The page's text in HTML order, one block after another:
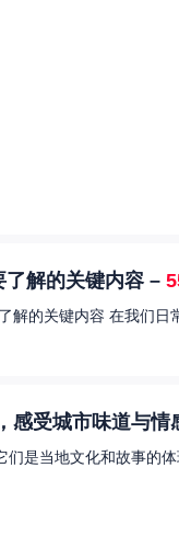
解的关键内容 –
的关键内容 在我们
感受城市味道与情
们是当地文化和故事的